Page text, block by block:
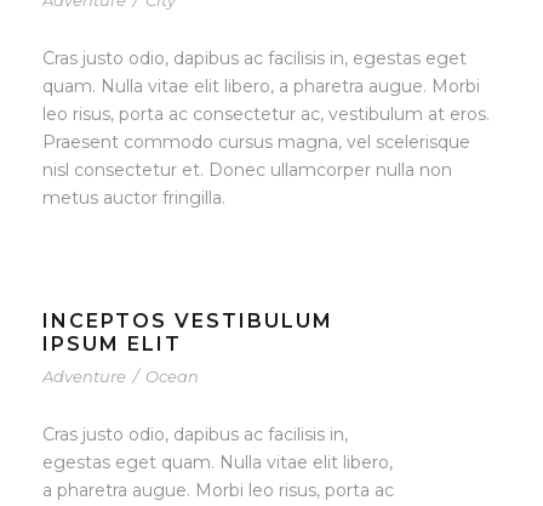
Cras justo odio, dapibus ac facilisis in, egestas eget
quam. Nulla vitae elit libero, a pharetra augue. Morbi
leo risus, porta ac consectetur ac, vestibulum at eros.
Praesent commodo cursus magna, vel scelerisque
nisl consectetur et. Donec ullamcorper nulla non
metus auctor fringilla.
INCEPTOS VESTIBULUM
IPSUM ELIT
Adventure / Ocean
Cras justo odio, dapibus ac facilisis in,
egestas eget quam. Nulla vitae elit libero,
a pharetra augue. Morbi leo risus, porta ac